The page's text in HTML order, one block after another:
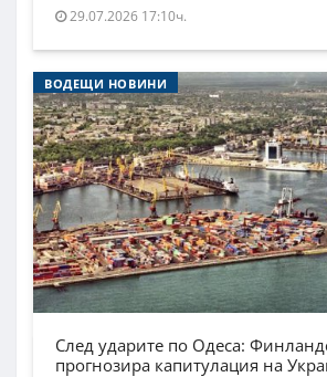
29.07.2026 17:10ч.
ВОДЕЩИ НОВИНИ
След ударите по Одеса:
прогнозира капитулация на